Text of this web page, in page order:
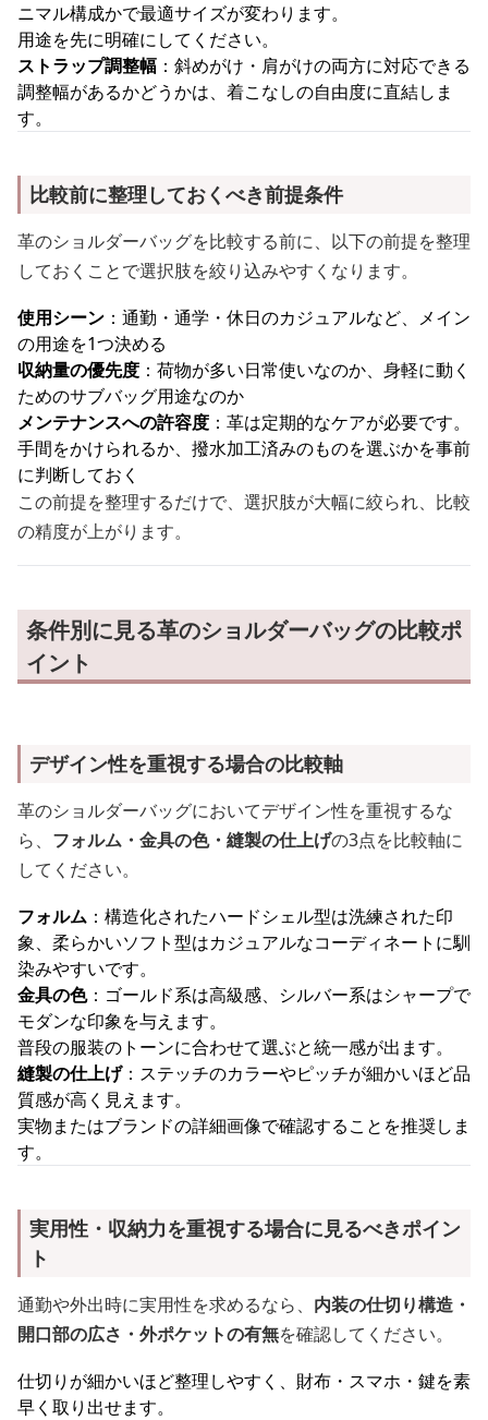
ニマル構成かで最適サイズが変わります。
用途を先に明確にしてください。
ストラップ調整幅 ：斜めがけ・肩がけの両方に対応できる
調整幅があるかどうかは、着こなしの自由度に直結しま
す。
比較前に整理しておくべき前提条件
革のショルダーバッグを比較する前に、以下の前提を整理
しておくことで選択肢を絞り込みやすくなります。
使用シーン ：通勤・通学・休日のカジュアルなど、メイン
の用途を1つ決める
収納量の優先度 ：荷物が多い日常使いなのか、身軽に動く
ためのサブバッグ用途なのか
メンテナンスへの許容度 ：革は定期的なケアが必要です。
手間をかけられるか、撥水加工済みのものを選ぶかを事前
に判断しておく
この前提を整理するだけで、選択肢が大幅に絞られ、比較
の精度が上がります。
条件別に見る革のショルダーバッグの比較ポ
イント
デザイン性を重視する場合の比較軸
革のショルダーバッグにおいてデザイン性を重視するな
ら、 フォルム・金具の色・縫製の仕上げの3点を比較軸に
してください。
フォルム ：構造化されたハードシェル型は洗練された印
象、柔らかいソフト型はカジュアルなコーディネートに馴
染みやすいです。
金具の色：ゴールド系は高級感、シルバー系はシャープで
モダンな印象を与えます。
普段の服装のトーンに合わせて選ぶと統一感が出ます。
縫製の仕上げ：ステッチのカラーやピッチが細かいほど品
質感が高く見えます。
実物またはブランドの詳細画像で確認することを推奨しま
す。
実用性・収納力を重視する場合に見るべきポイン
ト
通勤や外出時に実用性を求めるなら、 内装の仕切り構造・
開口部の広さ・外ポケットの有無を確認してください。
仕切りが細かいほど整理しやすく、財布・スマホ・鍵を素
早く取り出せます。